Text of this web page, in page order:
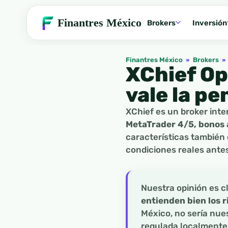
Finantres México Brokers Inversión
Finantres México » Brokers »
XChief
vale la
XChief es un broker
MetaTrader 4/5,
características también
condiciones reales
Nuestra opinión es
entienden bien los
México, no sería